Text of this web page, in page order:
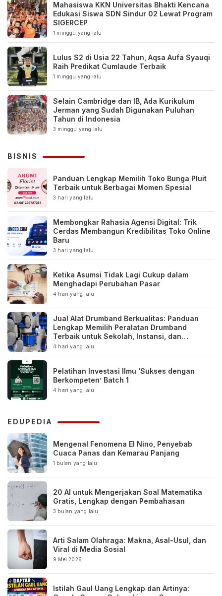
Mahasiswa KKN Universitas Bhakti Kencana
Edukasi Siswa SDN Sindur 02 Lewat Program
SIGERCEP
1 minggu yang lalu
Lulus S2 di Usia 22 Tahun, Aqsa Aufa Syauqi
Raih Predikat Cumlaude Terbaik
1 minggu yang lalu
Selain Cambridge dan IB, Ada Kurikulum
Jerman yang Sudah Digunakan Puluhan
Tahun di Indonesia
3 minggu yang lalu
BISNIS
Panduan Lengkap Memilih Toko Bunga Pluit
Terbaik untuk Berbagai Momen Spesial
3 hari yang lalu
Membongkar Rahasia Agensi Digital: Trik
Cerdas Membangun Kredibilitas Toko Online
Baru
3 hari yang lalu
Ketika Asumsi Tidak Lagi Cukup dalam
Menghadapi Perubahan Pasar
4 hari yang lalu
Jual Alat Drumband Berkualitas: Panduan
Lengkap Memilih Peralatan Drumband
Terbaik untuk Sekolah, Instansi, dan
Komunitas
4 hari yang lalu
Pelatihan Investasi Ilmu ‘Sukses dengan
Berkompeten’ Batch 1
4 hari yang lalu
EDUPEDIA
Mengenal Fenomena El Nino, Penyebab
Cuaca Panas dan Kemarau Panjang
1 bulan yang lalu
20 AI untuk Mengerjakan Soal Matematika
Gratis, Lengkap dengan Pembahasan
3 bulan yang lalu
Arti Salam Olahraga: Makna, Asal-Usul, dan
Viral di Media Sosial
9 Mei 2026
Istilah Gaul Uang Lengkap dan Artinya: